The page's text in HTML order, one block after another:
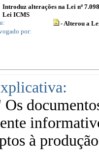
Introduz alterações na Lei nº
Lei ICMS
- Alterou a
por:
à